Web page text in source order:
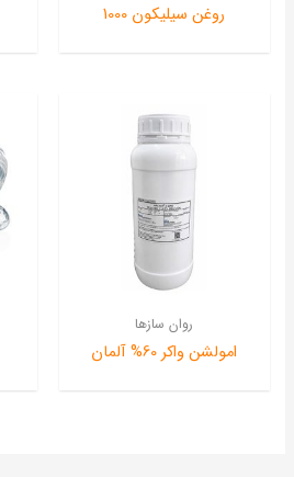
روغن سیلیکون 1000
روان سازها
امولشن واکر 60% آلمان